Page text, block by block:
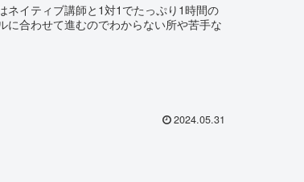
ネイティブ講師と1対1でたっぷり1時間の
に合わせて進むのでわからない所や苦手な
2024.05.31